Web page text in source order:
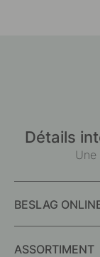
Détails
Une
BESLAG
ASSORTIMENT